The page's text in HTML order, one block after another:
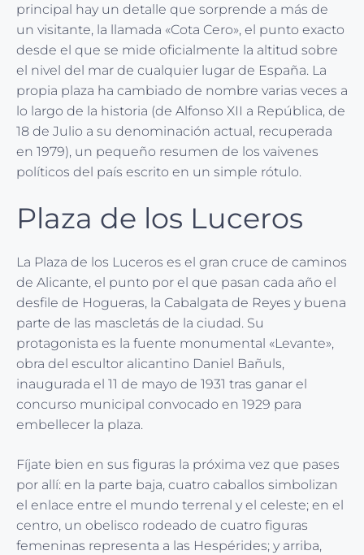
principal hay un detalle que sorprende a más de
un visitante, la llamada «Cota Cero», el punto exacto
desde el que se mide oficialmente la altitud sobre
el nivel del mar de cualquier lugar de España. La
propia plaza ha cambiado de nombre varias veces a
lo largo de la historia (de Alfonso XII a República, de
18 de Julio a su denominación actual, recuperada
en 1979), un pequeño resumen de los vaivenes
políticos del país escrito en un simple rótulo.
Plaza de los Luceros
La Plaza de los Luceros es el gran cruce de caminos
de Alicante, el punto por el que pasan cada año el
desfile de Hogueras, la Cabalgata de Reyes y buena
parte de las mascletás de la ciudad. Su
protagonista es la fuente monumental «Levante»,
obra del escultor alicantino Daniel Bañuls,
inaugurada el 11 de mayo de 1931 tras ganar el
concurso municipal convocado en 1929 para
embellecer la plaza.
Fíjate bien en sus figuras la próxima vez que pases
por allí: en la parte baja, cuatro caballos simbolizan
el enlace entre el mundo terrenal y el celeste; en el
centro, un obelisco rodeado de cuatro figuras
femeninas representa a las Hespérides; y arriba,